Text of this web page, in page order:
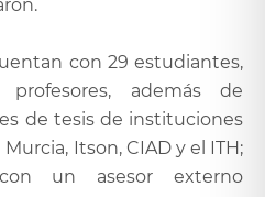
con 29 estudiantes,
además de
de tesis de instituciones
Itson, CIAD y el ITH;
un asesor externo